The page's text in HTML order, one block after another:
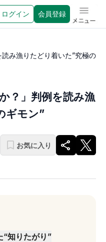
ログイン 会員登録 メニュ
み漁りたどり着いた”究極の
？」判例を読み漁
ギモン”
お気に入り
“知りたがり”